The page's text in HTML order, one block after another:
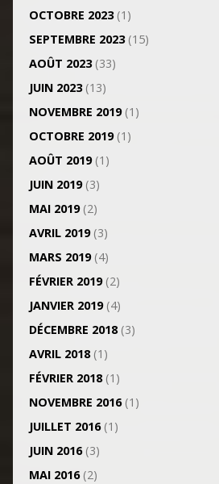
OCTOBRE 2023(1)
SEPTEMBRE 2023(15)
AOÛT 2023(33)
JUIN 2023(13)
NOVEMBRE 2019(1)
OCTOBRE 2019(1)
AOÛT 2019(1)
JUIN 2019(3)
MAI 2019(2)
AVRIL 2019(3)
MARS 2019(4)
FÉVRIER 2019(2)
JANVIER 2019(4)
DÉCEMBRE 2018(3)
AVRIL 2018(1)
FÉVRIER 2018(1)
NOVEMBRE 2016(1)
JUILLET 2016(1)
JUIN 2016(3)
MAI 2016(2)